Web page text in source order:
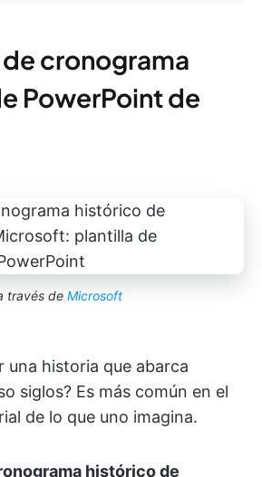
cronograma
PowerPoint de
través de Microsoft
una historia que abarca
siglos? Es más común en el
de lo que uno imagina.
histórico de